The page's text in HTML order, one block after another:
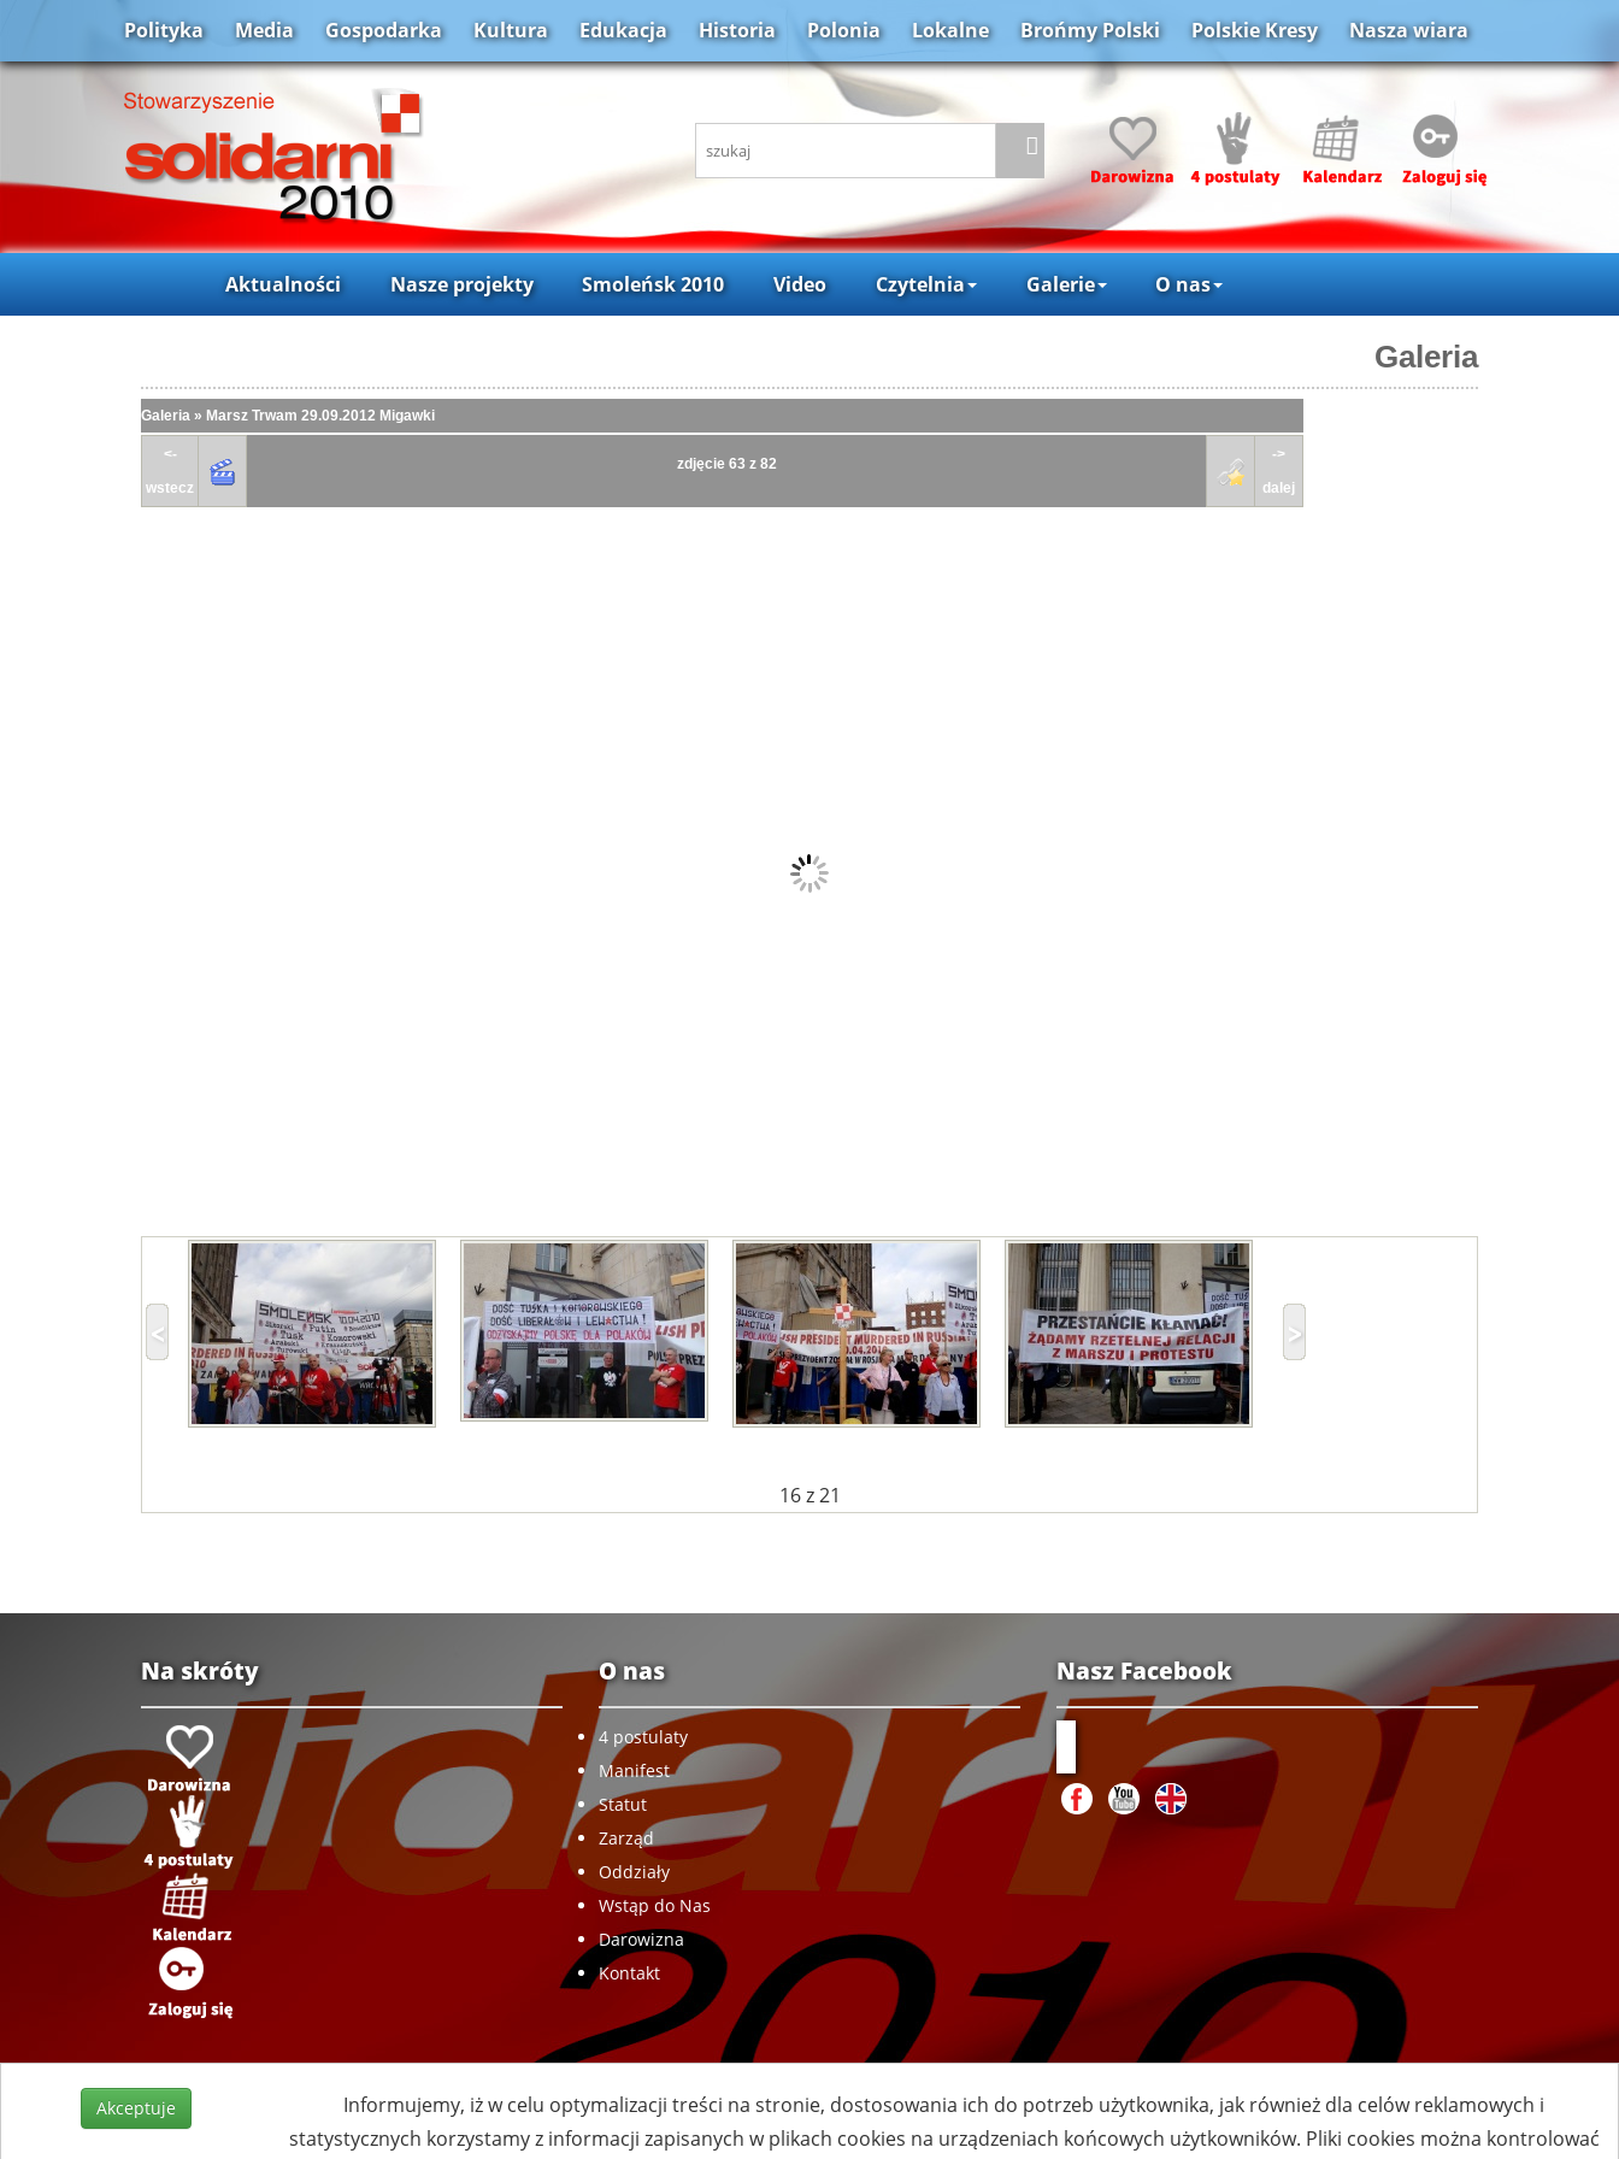
Polityka Media Gospodarka Kultura Edukacja Historia Polonia Lokalne Brońmy Polski Polskie Kresy Nasza wiara
Aktualności Nasze projekty Smoleńsk 2010 Video Czytelnia Galerie O nas
Galeria
Galeria » Marsz Trwam 29.09.2012 Migawki
<-
wstecz
zdjęcie 63 z 82
->
dalej
16z 21
Na skróty O nas
4 postulaty
Manifest
Statut
Zarząd
Oddziały
Wstąp do Nas
Darowizna
Kontakt
Nasz Facebook
Akceptuje
Informujemy, iż w celu optymalizacji treści na stronie, dostosowania ich do potrzeb użytkownika, jak również dla celów reklamowych i
statystycznych korzystamy z informacji zapisanych w plikach cookies na urządzeniach końcowych użytkowników. Pliki cookies można kontrolować